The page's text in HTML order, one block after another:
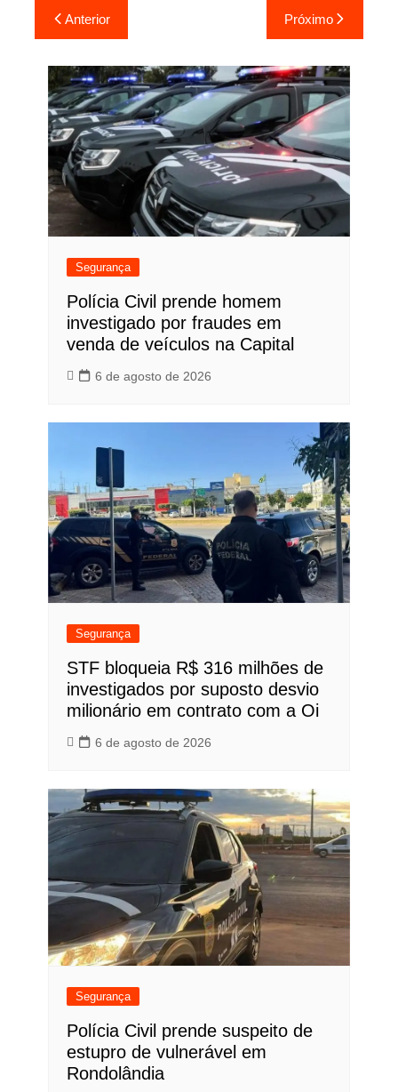
Navegação
de
Post
Anterior Próximo
Segurança
Polícia Civil prende homem
investigado por fraudes em
venda de veículos na Capital
6 de agosto de 2026
Segurança
STF bloqueia R$ 316 milhões de
investigados por suposto desvio
milionário em contrato com a Oi
6 de agosto de 2026
Segurança
Polícia Civil prende suspeito de
estupro de vulnerável em
Rondolândia